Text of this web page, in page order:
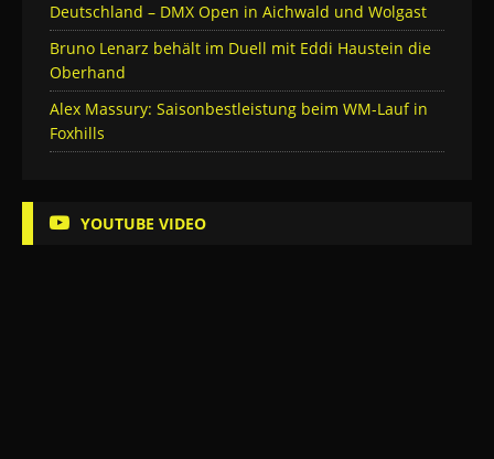
Deutschland – DMX Open in Aichwald und Wolgast
Bruno Lenarz behält im Duell mit Eddi Haustein die
Oberhand
Alex Massury: Saisonbestleistung beim WM-Lauf in
Foxhills
YOUTUBE VIDEO